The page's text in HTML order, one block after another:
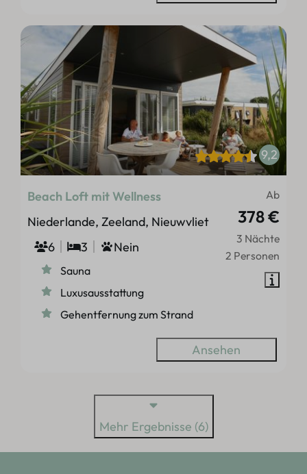
9,2
Ab
378 €
3 Nächte
2 Personen
Beach Loft mit Wellness
Niederlande, Zeeland, Nieuwvliet
6
3 Nein
Sauna
Luxusausstattung
Gehentfernung zum Strand
Ansehen
Mehr Ergebnisse (6)